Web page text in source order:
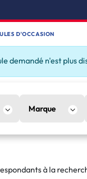
D'OCCASION
demandé n'est plus
Marque
à la